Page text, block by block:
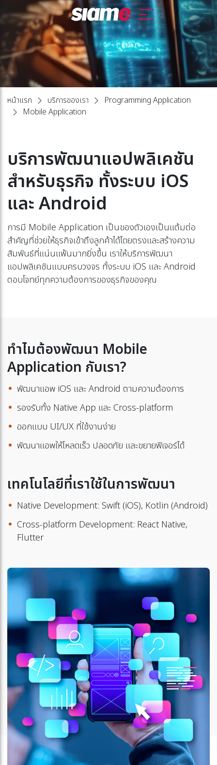
หน้าแรก บริการของเรา
Programming Application
Mobile Application
บริการพัฒนาแอปพลิเคชัน
สำหรับธุรกิจ ทั้งระบบ iOS
และ Android
การมี Mobile Application เป็นของตัวเองเป็นแต้มต่อ
สำคัญที่ช่วยให้ธุรกิจเข้าถึงลูกค้าได้โดยตรงและสร้างความ
สัมพันธ์ที่แน่นแฟ้นมากยิ่งขึ้น เราให้บริการพัฒนา
แอปพลิเคชันแบบครบวงจร ทั้งระบบ iOS และ Android
ตอบโจทย์ทุกความต้องการของธุรกิจของคุณ
ทำไมต้องพัฒนา Mobile
Application กับเรา?
พัฒนาแอพ iOS และ Android ตามความต้องการ
รองรับทั้ง Native App และ Cross-platform
ออกแบบ UI/UX ที่ใช้งานง่าย
พัฒนาแอพให้โหลดเร็ว ปลอดภัย และขยายฟีเจอร์ได้
เทคโนโลยีที่เราใช้ในการพัฒนา
Native Development: Swift (iOS), Kotlin (Android)
Cross-platform Development: React Native,
Flutter